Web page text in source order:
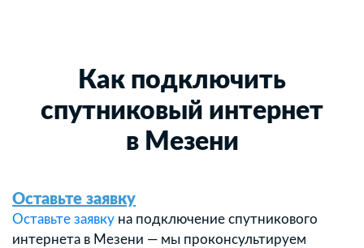
Как подключить
спутниковый интернет
в Мезени
Оставьте заявку
Оставьте заявку на подключение спутникового
интернета в Мезени — мы проконсультируем